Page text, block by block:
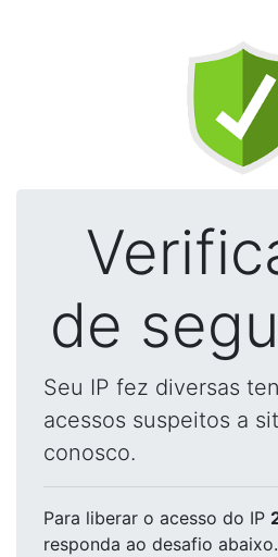
de
Seu IP fez diversas
acessos suspeitos a
conosco.
Para liberar o acesso do IP
responda ao desafio abaixo.